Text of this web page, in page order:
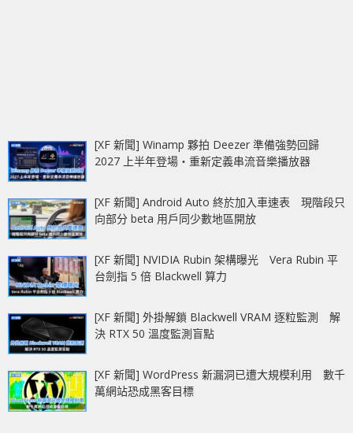
[XF 新聞] Winamp 夥拍 Deezer 準備強勢回歸
2027 上半年登場‧重新定義串流音樂播放器
[XF 新聞] Android Auto 終於加入車速表 現階段只
向部分 beta 用戶同少數地區開放
[XF 新聞] NVIDIA Rubin 架構曝光 Vera Rubin 平
台劍指 5 倍 Blackwell 算力
[XF 新聞] 外掛解鎖 Blackwell VRAM 逐粒監測 解
決 RTX 50 溫度監測盲點
[XF 新聞] WordPress 新漏洞已遭大規模利用 數千
萬網站恐成黑客目標